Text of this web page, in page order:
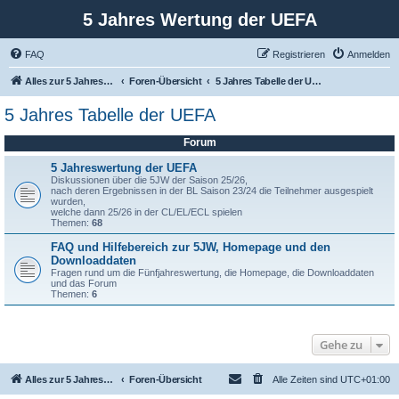
5 Jahres Wertung der UEFA
FAQ Anmelden
Registrieren
Alles zur 5 Jahreswertung / Tabelle der UEFA mit vielen Statistiken. Foren-Übersicht 5 Jahres Tabelle der UEFA
5 Jahres Tabelle der UEFA
Forum
5 Jahreswertung der UEFA
Diskussionen über die 5JW der Saison 25/26,
nach deren Ergebnissen in der BL Saison 23/24 die Teilnehmer ausgespielt
wurden,
welche dann 25/26 in der CL/EL/ECL spielen
Themen: 68
FAQ und Hilfebereich zur 5JW, Homepage und den
Downloaddaten
Fragen rund um die Fünfjahreswertung, die Homepage, die Downloaddaten
und das Forum
Themen: 6
Gehe zu
Alles zur 5 Jahreswertung / Tabelle der UEFA mit vielen Statistiken. Foren-Übersicht Alle Zeiten sind UTC+01:00